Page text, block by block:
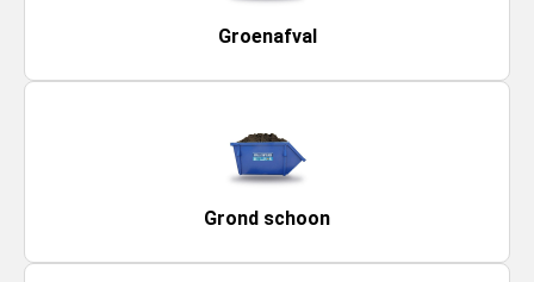
Groenafval
Grond schoon